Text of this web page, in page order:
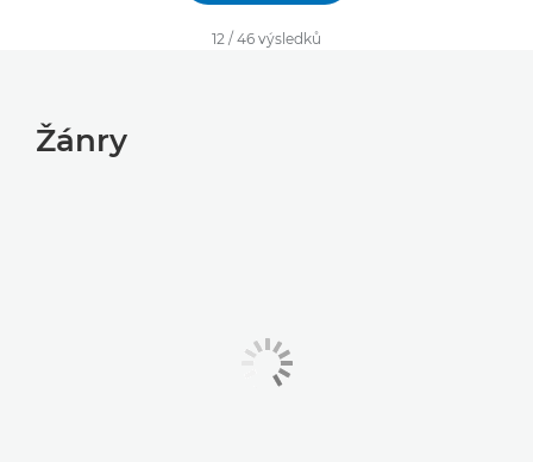
12 / 46 výsledků
Žánry